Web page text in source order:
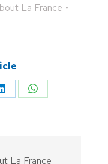
La France
PartagerPartager
La France